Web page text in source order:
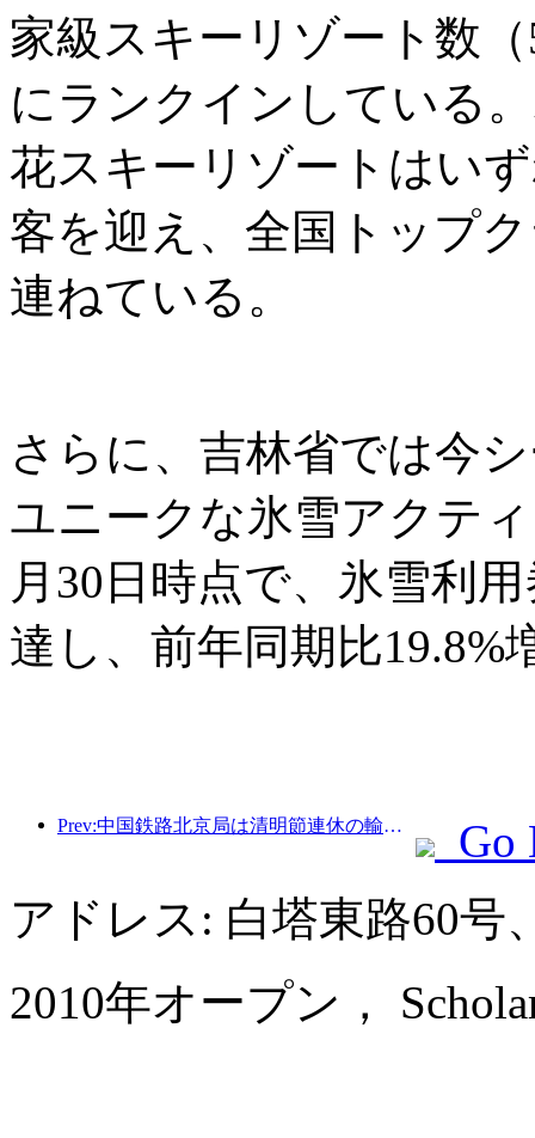
家級スキーリゾート数
にランクインしている
花スキーリゾートはい
客を迎え、全国トップ
連ねている。
さらに、吉林省では今
ユニークな氷雪アクテ
月30日時点で、氷雪利
達し、前年同期比19.8%
Prev:中国鉄路北京局は清明節連休の輸送を開始し、737万人の乗客を輸送する見込みだ。
Go
アドレス: 白塔東路60号
2010年オープン，